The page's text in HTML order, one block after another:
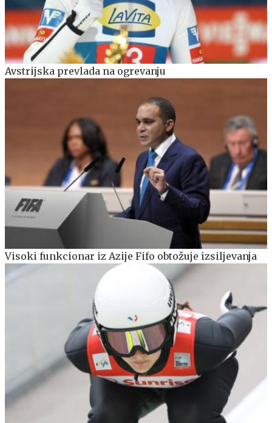
Avstrijska prevlada na ogrevanju
Visoki funkcionar iz Azije Fifo obtožuje izsiljevanja